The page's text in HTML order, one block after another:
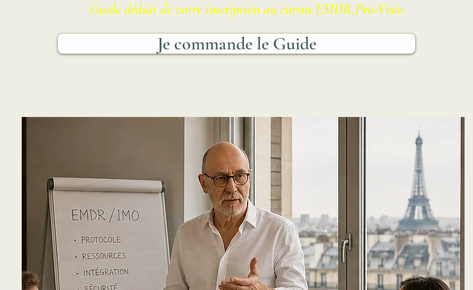
Guide déduit de votre inscription au cursus EMDR.Pro-Visio
Je commande le Guide